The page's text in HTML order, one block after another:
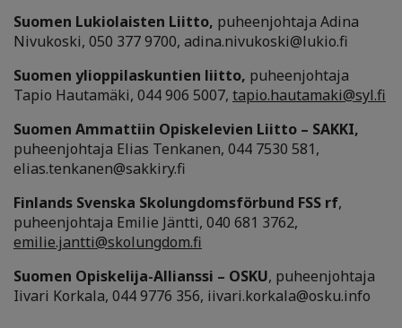
Suomen Lukiolaisten Liitto, puheenjohtaja Adina
Nivukoski, 050 377 9700, adina.nivukoski@lukio.fi
Suomen ylioppilaskuntien liitto, puheenjohtaja
Tapio Hautamäki, 044 906 5007, tapio.hautamaki@syl.fi
Suomen Ammattiin Opiskelevien Liitto – SAKKI,
puheenjohtaja Elias Tenkanen, 044 7530 581,
elias.tenkanen@sakkiry.fi
Finlands Svenska Skolungdomsförbund FSS rf,
puheenjohtaja Emilie Jäntti, 040 681 3762,
emilie.jantti@skolungdom.fi
Suomen Opiskelija-Allianssi – OSKU, puheenjohtaja
Iivari Korkala, 044 9776 356, iivari.korkala@osku.info